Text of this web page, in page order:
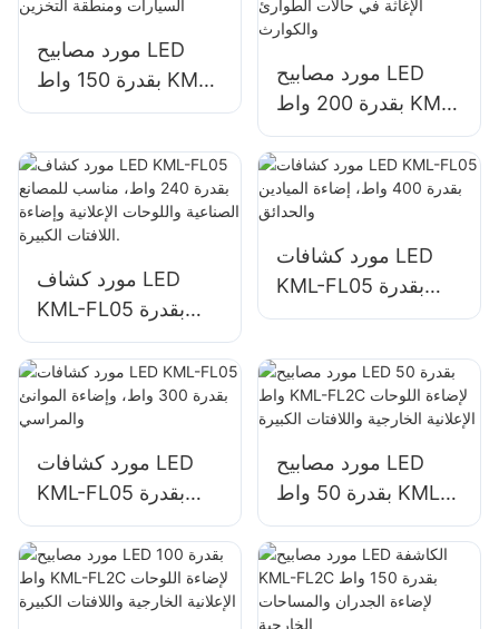
مورد مصابيح LED
بقدرة 150 واط KML-
FL05 لإضاءة مواقف
التخزين
مورد مصابيح LED
بقدرة 200 واط KML-
FL05، إضاءة مواقع
الإغاثة في حالات
الطوارئ والكوارث
مورد كشاف LED
KML-FL05 بقدرة
240 واط، مناسب
للمصانع الصناعية
واللوحات الإعلانية
وإضاءة اللافتات
الكبيرة.
مورد كشافات LED
KML-FL05 بقدرة
400 واط، إضاءة
مورد كشافات LED
KML-FL05 بقدرة
300 واط، وإضاءة
الموانئ والمراسي
مورد مصابيح LED
بقدرة 50 واط KML-
FL2C لإضاءة اللوحات
الإعلانية الخارجية
واللافتات الكبيرة